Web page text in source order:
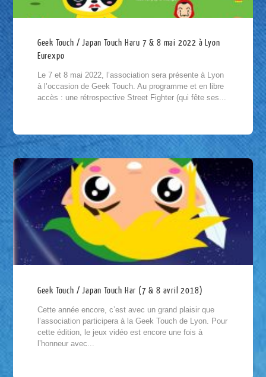
Geek Touch / Japan Touch Haru 7 & 8 mai 2022 à Lyon
Eurexpo
Le 7 et 8 mai 2022, l’association sera présente à Lyon
à l’occasion de Geek Touch. Au programme et en libre
accès : une rétrospective Street Fighter (qui fête ses...
Geek Touch / Japan Touch Har (7 & 8 avril 2018)
Cette année encore, c’est avec un grand plaisir que
l’association participera à la Geek Touch de Lyon. Pour
cette édition, le jeux vidéo est encore une fois à
l’honneur avec...